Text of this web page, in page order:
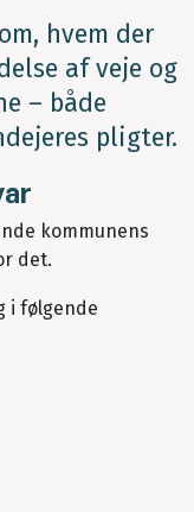
hvem der
af veje og
– både
pligter.
kommunens
det.
i følgende